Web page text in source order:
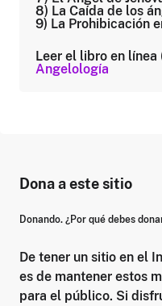
8) La Caída de los
9) La Prohibicación
Leer el libro en
Angelología
Dona a este sitio
Donando. ¿Por qué debes
De tener un sitio en el
es de mantener estos
para el público. Si